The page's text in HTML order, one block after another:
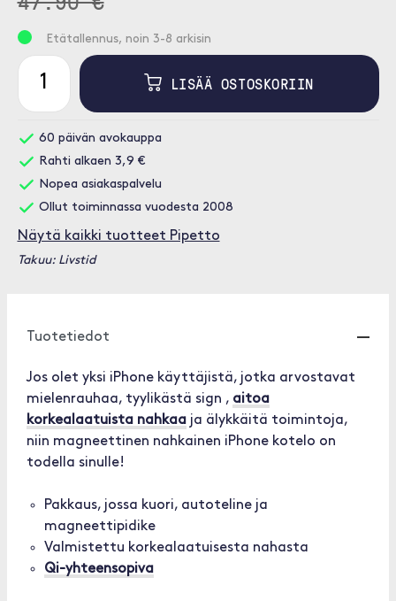
Etätallennus, noin 3-8 arkisin
LISÄÄ OSTOSKORIIN
60 päivän avokauppa
Rahti alkaen 3,9 €
Nopea asiakaspalvelu
Ollut toiminnassa vuodesta 2008
Näytä kaikki tuotteet Pipetto
Takuu: Livstid
Tuotetiedot
Jos olet yksi iPhone käyttäjistä, jotka arvostavat
mielenrauhaa, tyylikästä sign , aitoa
korkealaatuista nahkaa ja älykkäitä toimintoja,
niin magneettinen nahkainen iPhone kotelo on
todella sinulle!
Pakkaus, jossa kuori, autoteline ja
magneettipidike
Valmistettu korkealaatuisesta nahasta
Qi-yhteensopiva